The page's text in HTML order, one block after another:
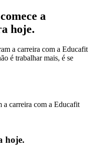
a
hoje.
a carreira com a Educafit
é trabalhar mais, é se
a carreira com a Educafit
hoje.